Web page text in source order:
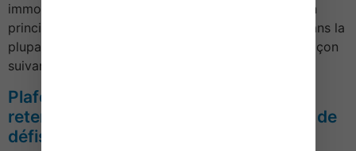
immobilièreAnnée 20191/ Taux de droit commun en
principe, le taux de droit commun est de 5,80 % dans la
plupart des départements.Il se décompose de la façon
suivante :Nature de la taxationTauxDroit …
Plafonds de loyer et de ressources
retenus pour l’application du dispositif de
défiscalisation Girardin – Année 2019